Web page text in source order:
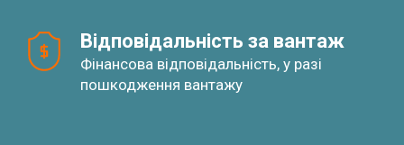
Відповідальність за вантаж
Фінансова відповідальність, у разі
пошкодження вантажу